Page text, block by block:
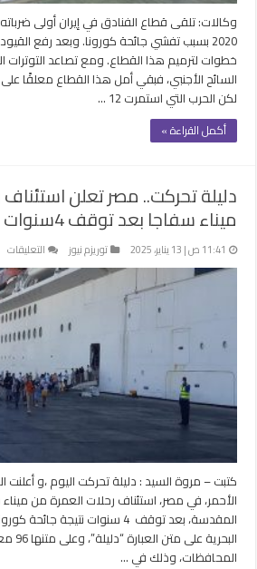
وكالات: تلقى قطاع الفنادق في إيران أولى
2020 بسبب تفشي جائحة كورونا. وبعد رفع
خطوات لترميم هذا القطاع. ومع تصاعد التوترات
السائح الأجنبي، فبقي أمل هذا القطاع معلقًا على
لكن الحرب التي استمرت 12 …
أكمل القراءة »
دليلة تحركت.. مصر تعلن
ميناء سفاجا بعد توقف 4سنوات
11:41 ص | 13 يناير، 2025 توريزم نيوز التعليقات
كتبت – مروة السيد : دليلة تحركت اليوم ،و أعلنت
الأحمر، في مصر، استئناف رحلات العمرة من
المقدسة، بعد توقف 4 سنوات نتيجة
المحافظات، وذلك في …